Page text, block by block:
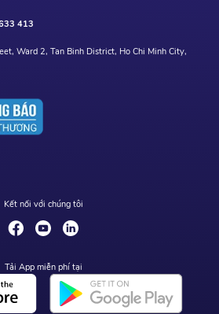
413
Ward 2, Tan Binh District, Ho Chi Minh City,
Kết nối với chúng tôi
Tải App miễn phí tại